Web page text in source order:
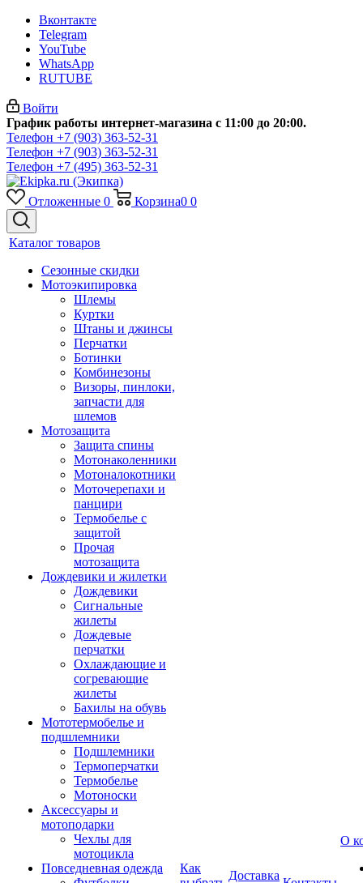
Вконтакте
Telegram
YouTube
WhatsApp
RUTUBE
Войти
График работы интернет-магазина с 11:00 до 20:00.
Телефон +7 (903) 363-52-31
Телефон +7 (903) 363-52-31
Телефон +7 (495) 363-52-31
Отложенные 0 Корзина0 0
Каталог товаров
Сезонные скидки
Мотоэкипировка
Шлемы
Куртки
Штаны и джинсы
Перчатки
Ботинки
Комбинезоны
Визоры, пинлоки,
запчасти для
шлемов
Мотозащита
Защита спины
Мотонаколенники
Мотоналокотники
Моточерепахи и
панцири
Термобелье с
защитой
Прочая
мотозащита
Дождевики и жилетки
Дождевики
Сигнальные
жилеты
Дождевые
перчатки
Охлаждающие и
согревающие
жилеты
Бахилы на обувь
Мототермобелье и
подшлемники
Подшлемники
Термоперчатки
Термобелье
Мотоноски
Аксессуары и
мотоподарки
Чехлы для
мотоцикла
Повседневная одежда
Как
Доставка
О